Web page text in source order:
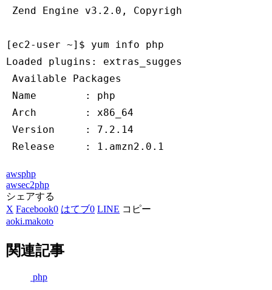
Zend Engine v3.2.0, Copyright (c) 1998-
[ec2-user ~]$ yum info php
Loaded plugins: extras_suggestions,
Available Packages
Name        : php
Arch        : x86_64
Version     : 7.2.14
Release     : 1.amzn2.0.1
awsphp
awsec2php
シェアする
X Facebook0 はてブ0 LINE コピー
aoki.makoto
関連記事
php